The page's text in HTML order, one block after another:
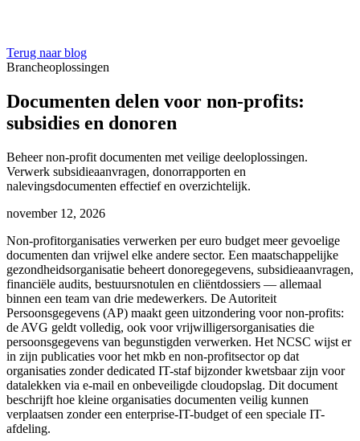
Terug naar blog
Brancheoplossingen
Documenten delen voor non-profits:
subsidies en donoren
Beheer non-profit documenten met veilige deeloplossingen.
Verwerk subsidieaanvragen, donorrapporten en
nalevingsdocumenten effectief en overzichtelijk.
november 12, 2026
Non-profitorganisaties verwerken per euro budget meer gevoelige
documenten dan vrijwel elke andere sector. Een maatschappelijke
gezondheidsorganisatie beheert donoregegevens, subsidieaanvragen,
financiële audits, bestuursnotulen en cliëntdossiers — allemaal
binnen een team van drie medewerkers. De Autoriteit
Persoonsgegevens (AP) maakt geen uitzondering voor non-profits:
de AVG geldt volledig, ook voor vrijwilligers­organisaties die
persoonsgegevens van begunstigden verwerken. Het NCSC wijst er
in zijn publicaties voor het mkb en non-profitsector op dat
organisaties zonder dedicated IT-staf bijzonder kwetsbaar zijn voor
datalekken via e-mail en onbeveiligde cloudopslag. Dit document
beschrijft hoe kleine organisaties documenten veilig kunnen
verplaatsen zonder een enterprise-IT-budget of een speciale IT-
afdeling.